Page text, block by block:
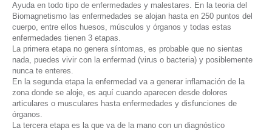
Ayuda en todo tipo de enfermedades y malestares. En la teoria del
Biomagnetismo las enfermedades se alojan hasta en 250 puntos del
cuerpo, entre ellos huesos, músculos y órganos y todas estas
enfermedades tienen 3 etapas.
La primera etapa no genera síntomas, es probable que no sientas
nada, puedes vivir con la enfermad (virus o bacteria) y posiblemente
nunca te enteres.
En la segunda etapa la enfermedad va a generar inflamación de la
zona donde se aloje, es aquí cuando aparecen desde dolores
articulares o musculares hasta enfermedades y disfunciones de
órganos.
La tercera etapa es la que va de la mano con un diagnóstico